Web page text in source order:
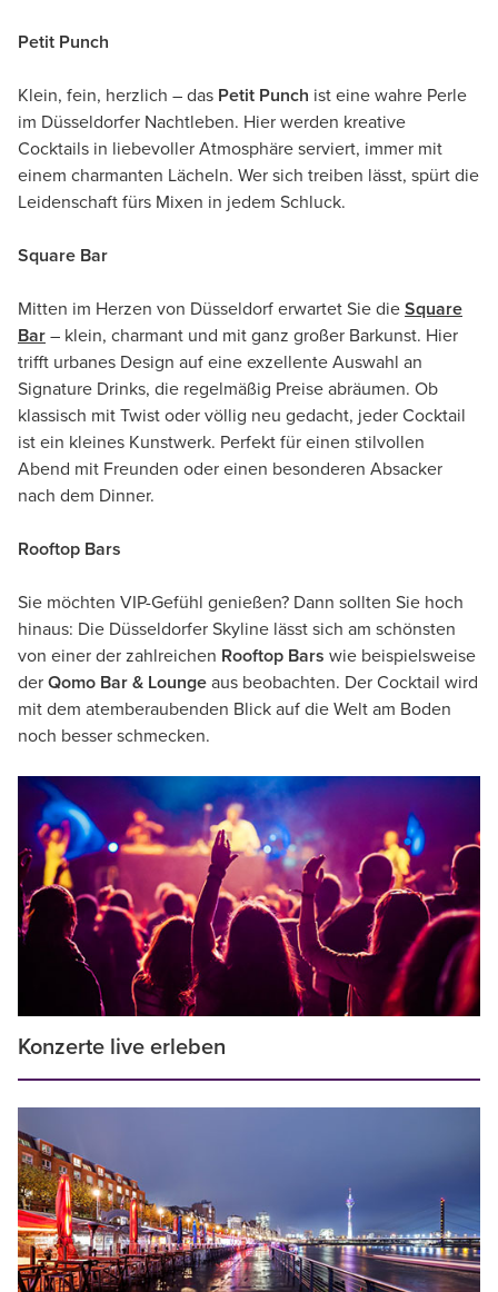
Petit Punch
Klein, fein, herzlich – das Petit Punch ist eine wahre Perle
im Düsseldorfer Nachtleben. Hier werden kreative
Cocktails in liebevoller Atmosphäre serviert, immer mit
einem charmanten Lächeln. Wer sich treiben lässt, spürt die
Leidenschaft fürs Mixen in jedem Schluck.
Square Bar
Mitten im Herzen von Düsseldorf erwartet Sie die Square
Bar – klein, charmant und mit ganz großer Barkunst. Hier
trifft urbanes Design auf eine exzellente Auswahl an
Signature Drinks, die regelmäßig Preise abräumen. Ob
klassisch mit Twist oder völlig neu gedacht, jeder Cocktail
ist ein kleines Kunstwerk. Perfekt für einen stilvollen
Abend mit Freunden oder einen besonderen Absacker
nach dem Dinner.
Rooftop Bars
Sie möchten VIP-Gefühl genießen? Dann sollten Sie hoch
hinaus: Die Düsseldorfer Skyline lässt sich am schönsten
von einer der zahlreichen Rooftop Bars wie beispielsweise
der Qomo Bar & Lounge aus beobachten. Der Cocktail wird
mit dem atemberaubenden Blick auf die Welt am Boden
noch besser schmecken.
Konzerte live erleben